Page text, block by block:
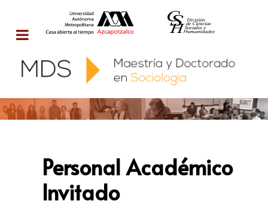
Personal Académico
Invitado